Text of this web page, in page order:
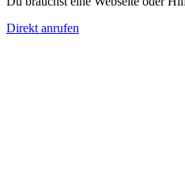
Direkt anrufen